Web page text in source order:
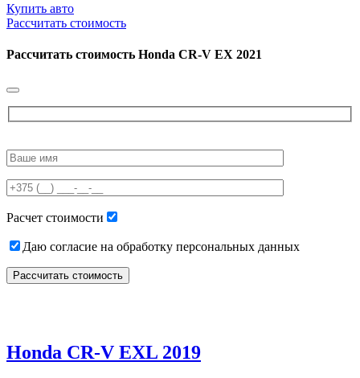
Купить авто
Рассчитать стоимость
Рассчитать стоимость Honda CR-V EX 2021
leave
field
empty.
Расчет стоимости
Даю согласие на обработку персональных данных
Honda CR-V EXL 2019